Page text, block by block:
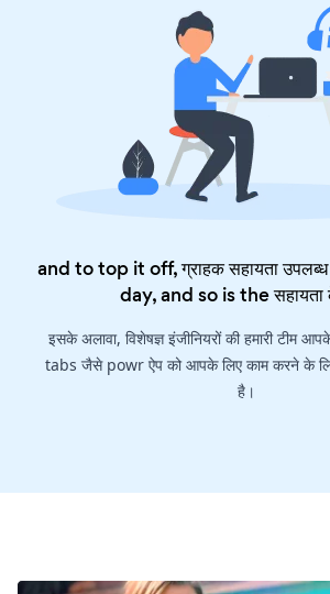
and to top it off, ग्राहक सहायता
day, and so is the
इसके अलावा, विशेषज्ञ इंजीनियरों की हमारी टीम
tabs जैसे powr ऐप को आपके लिए काम करने के
है।